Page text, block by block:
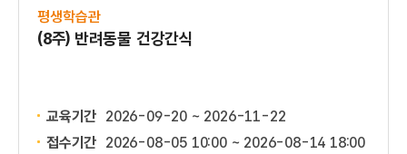
평생학습관
(8주) 반려동물 건강간식
교육기간 2026-09-20 ~ 2026-11-22
접수기간 2026-08-05 10:00 ~ 2026-08-14 18:00